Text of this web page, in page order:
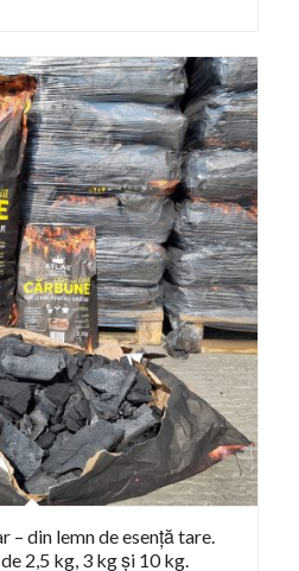
din lemn de esență tare.
2,5 kg, 3 kg și 10 kg.